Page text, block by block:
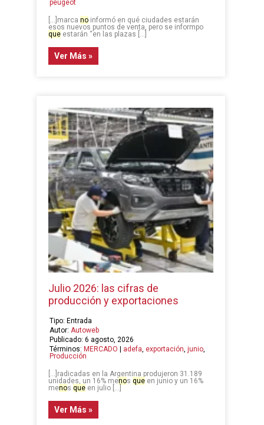
peugeot
[…]marcano informó en qué ciudades estarán
esos nuevos puntos de venta, pero se informpo
que estarán “en las plazas […]
Ver Más »
Julio 2026: las cifras de
producción y exportaciones
Tipo: Entrada
Autor: Autoweb
Publicado: 6 agosto, 2026
Términos:MERCADO | adefa exportación ,junio
Producción
[…]radicadas en la Argentina produjeron 31.189
unidades, un 16% menosque en junio y un 16%
menosque en julio […]
Ver Más »